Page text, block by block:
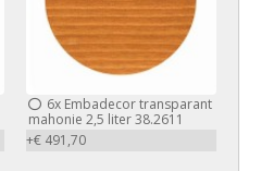
6xEmbadecor transparant
mahonie 2,5 liter 38.2611
+€ 491,70